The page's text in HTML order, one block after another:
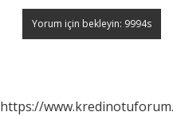
https://